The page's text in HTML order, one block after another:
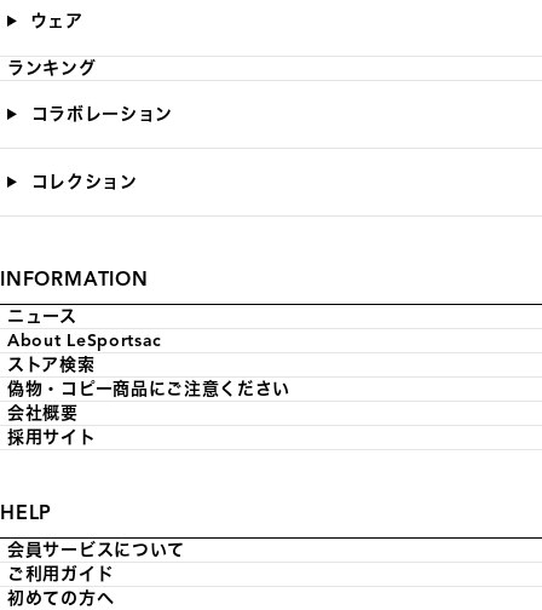
ウェア
ランキング
コラボレーション
コレクション
INFORMATION
ニュース
About LeSportsac
ストア検索
偽物・コピー商品にご注意ください
会社概要
採用サイト
HELP
会員サービスについて
ご利用ガイド
初めての方へ